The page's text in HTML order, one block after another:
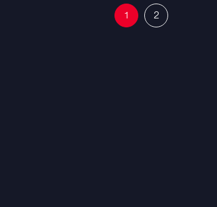
1 2